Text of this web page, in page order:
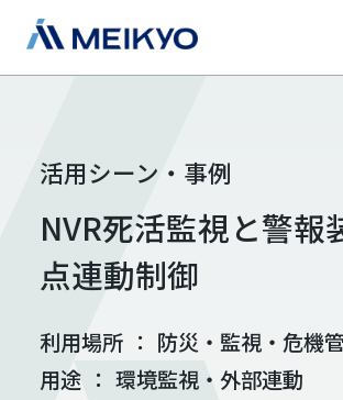
活用シーン・事例
NVR死活監視と警報
点連動制御
利用場所 ： 防災・監視・危機
用途 ： 環境監視・外部連動